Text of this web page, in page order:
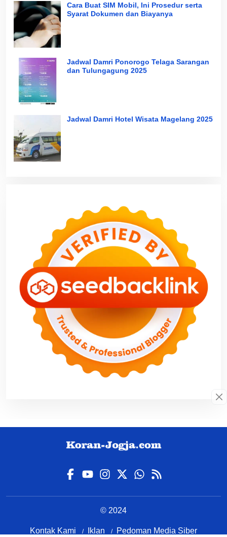
Cara Buat SIM Mobil, Ini Prosedur serta
Syarat Dokumen dan Biayanya
Jadwal Damri Ponorogo Telaga Sarangan
dan Tulungagung 2025
Jadwal Damri Hotel Wisata Magelang 2025
© 2024
Kontak Kami Iklan Pedoman Media Siber